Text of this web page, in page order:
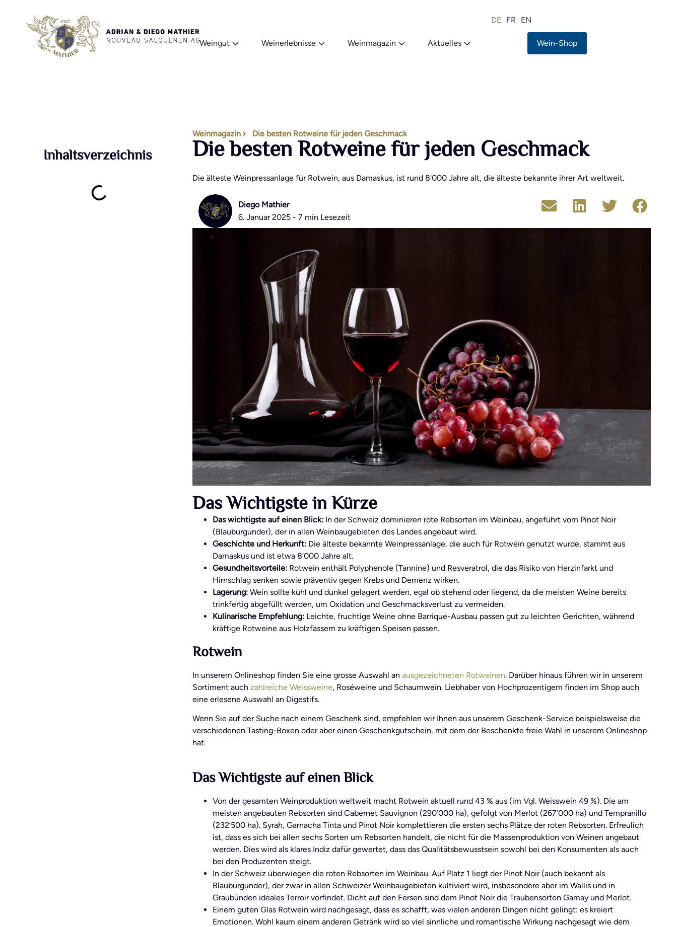
DE FR EN
Weingut Weinerlebnisse Weinmagazin Aktuelles Wein-Shop
Inhaltsverzeichnis
Weinmagazin Die besten Rotweine für jeden Geschmack
Die besten Rotweine für jeden Geschmack
Die älteste Weinpressanlage für Rotwein, aus Damaskus, ist rund 8'000 Jahre alt, die älteste bekannte ihrer Art weltweit.
Diego Mathier
6. Januar 2025 - 7 min Lesezeit
Das Wichtigste in Kürze
Das wichtigste auf einen Blick: In der Schweiz dominieren rote Rebsorten im Weinbau, angeführt vom Pinot Noir
(Blauburgunder), der in allen Weinbaugebieten des Landes angebaut wird.
Geschichte und Herkunft: Die älteste bekannte Weinpressanlage, die auch für Rotwein genutzt wurde, stammt aus
Damaskus und ist etwa 8’000 Jahre alt.
Gesundheitsvorteile: Rotwein enthält Polyphenole (Tannine) und Resveratrol, die das Risiko von Herzinfarkt und
Hirnschlag senken sowie präventiv gegen Krebs und Demenz wirken.
Lagerung: Wein sollte kühl und dunkel gelagert werden, egal ob stehend oder liegend, da die meisten Weine bereits
trinkfertig abgefüllt werden, um Oxidation und Geschmacksverlust zu vermeiden.
Kulinarische Empfehlung: Leichte, fruchtige Weine ohne Barrique-Ausbau passen gut zu leichten Gerichten, während
kräftige Rotweine aus Holzfässern zu kräftigen Speisen passen.
Rotwein
In unserem Onlineshop finden Sie eine grosse Auswahl an ausgezeichneten Rotweinen. Darüber hinaus führen wir in unserem
Sortiment auch zahlreiche Weissweine, Roséweine und Schaumwein. Liebhaber von Hochprozentigem finden im Shop auch
eine erlesene Auswahl an Digestifs.
Wenn Sie auf der Suche nach einem Geschenk sind, empfehlen wir Ihnen aus unserem Geschenk-Service beispielsweise die
verschiedenen Tasting-Boxen oder aber einen Geschenkgutschein, mit dem der Beschenkte freie Wahl in unserem Onlineshop
hat.
Das Wichtigste auf einen Blick
Von der gesamten Weinproduktion weltweit macht Rotwein aktuell rund 43 % aus (im Vgl. Weisswein 49 %). Die am
meisten angebauten Rebsorten sind Cabernet Sauvignon (290’000 ha), gefolgt von Merlot (267’000 ha) und Tempranillo
(232’500 ha). Syrah, Garnacha Tinta und Pinot Noir komplettieren die ersten sechs Plätze der roten Rebsorten. Erfreulich
ist, dass es sich bei allen sechs Sorten um Rebsorten handelt, die nicht für die Massenproduktion von Weinen angebaut
werden. Dies wird als klares Indiz dafür gewertet, dass das Qualitätsbewusstsein sowohl bei den Konsumenten als auch
bei den Produzenten steigt.
In der Schweiz überwiegen die roten Rebsorten im Weinbau. Auf Platz 1 liegt der Pinot Noir (auch bekannt als
Blauburgunder), der zwar in allen Schweizer Weinbaugebieten kultiviert wird, insbesondere aber im Wallis und in
Graubünden ideales Terroir vorfindet. Dicht auf den Fersen sind dem Pinot Noir die Traubensorten Gamay und Merlot.
Einem guten Glas Rotwein wird nachgesagt, dass es schafft, was vielen anderen Dingen nicht gelingt: es kreiert
Emotionen. Wohl kaum einem anderen Getränk wird so viel sinnliche und romantische Wirkung nachgesagt wie dem